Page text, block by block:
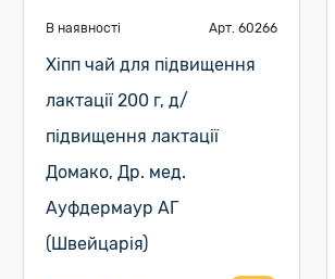
В наявності Арт. 60266
Хіпп чай для підвищення
лактації 200 г, д/
підвищення лактації
Домако, Др. мед.
Ауфдермаур АГ
(Швейцарія)